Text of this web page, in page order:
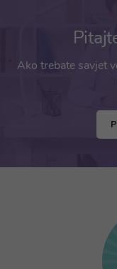
Ako trebate savjet